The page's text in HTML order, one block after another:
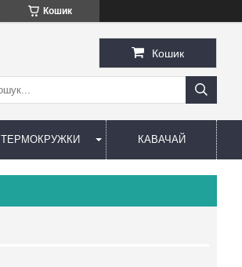
Кошик
Кошик
ТЕРМОКРУЖКИ КАВАЧАЙ